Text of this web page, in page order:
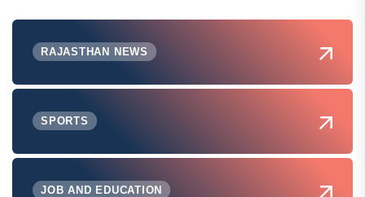
RAJASTHAN NEWS
SPORTS
JOB AND EDUCATION